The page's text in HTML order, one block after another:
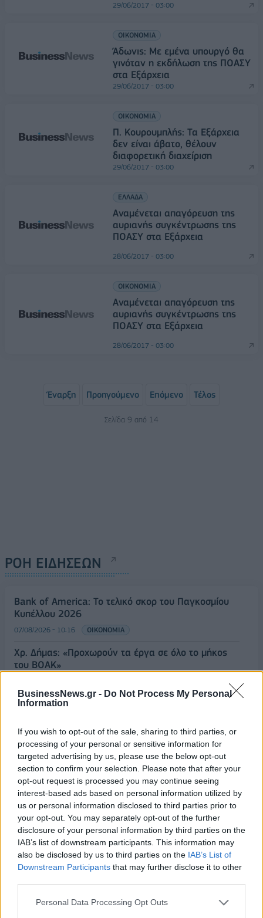
BusinessNews.gr - Do Not Process My Personal
Information
If you wish to opt-out of the sale, sharing to third parties, or
processing of your personal or sensitive information for
targeted advertising by us, please use the below opt-out
section to confirm your selection. Please note that after your
opt-out request is processed you may continue seeing
interest-based ads based on personal information utilized by
us or personal information disclosed to third parties prior to
your opt-out. You may separately opt-out of the further
disclosure of your personal information by third parties on the
IAB’s list of downstream participants. This information may
also be disclosed by us to third parties on the IAB’s List of
Downstream Participants that may further disclose it to other
Personal Data Processing Opt Outs
29/06/2017 - 03:00
ΟΙΚΟΝΟΜΙΑ
Άδωνις: Με εμένα υπουργό θα
γινόταν η εκδήλωση της ΠΟΑΣΥ
στα Εξάρχεια
29/06/2017 - 03:00
ΟΙΚΟΝΟΜΙΑ
Π. Κουρουμπλής: Τα Εξάρχεια
δεν είναι άβατο, θέλουν
διαφορετική διαχείριση
29/06/2017 - 03:00
ΕΛΛΑΔΑ
Αναμένεται απαγόρευση της
αυριανής συγκέντρωσης της
ΠΟΑΣΥ στα Εξάρχεια
28/06/2017 - 03:00
ΟΙΚΟΝΟΜΙΑ
Αναμένεται απαγόρευση της
αυριανής συγκέντρωσης της
ΠΟΑΣΥ στα Εξάρχεια
28/06/2017 - 03:00
Έναρξη Προηγούμενο Επόμενο Τέλος
Σελίδα 9 από 14
ΡΟΗ ΕΙΔΗΣΕΩΝ
Bank of America: Το τελικό σκορ του Παγκοσμίου
Κυπέλλου 2026
07/08/2026 - 10:16 ΟΙΚΟΝΟΜΙΑ
Χρ. Δήμας: «Προχωρούν τα έργα σε όλο το μήκος
του ΒΟΑΚ»
Τ. Θεοδωρικάκος: «Συμβάλλουμε στην εθνική
καθεστώς για την Άμυνα»
07/08/2026 - 09:39 ΠΟΛΙΤΙΚΗ
Νέα στρατηγική συνεργασία της ΓΓ Επικοινωνίας
και Ενημέρωσης με το ΕΙΕ
07/08/2026 - 09:22 ΠΟΛΙΤΙΚΗ
Ταϊλάνδη: Επτά νεκροί, 15 τραυματίες από
πυροβολισμούς σε σχολείο - Αυτοκτόνησε ο δράστης
07/08/2026 - 09:11 ΚΟΣΜΟΣ
Πειραιάς: Κορυφώνεται η έξοδος των αδειούχων
του Αυγούστου
07/08/2026 - 08:54 ΕΛΛΑΔΑ